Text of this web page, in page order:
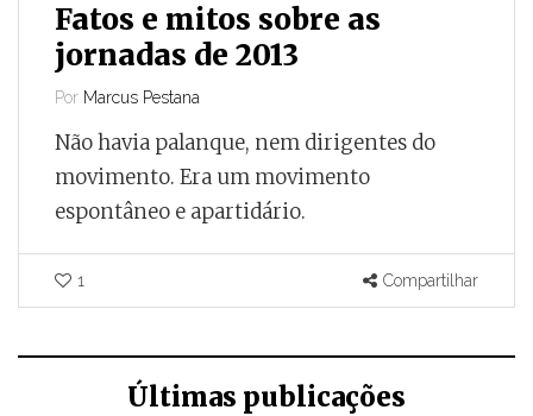
Fatos e mitos sobre as
jornadas de 2013
Por Marcus Pestana
Não havia palanque, nem dirigentes do
movimento. Era um movimento
espontâneo e apartidário.
1 Compartilhar
Últimas publicações